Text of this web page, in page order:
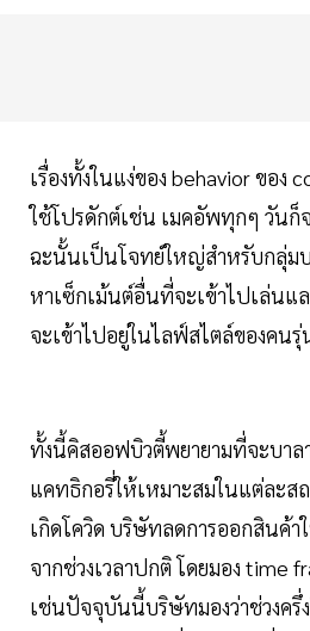
เรื่องทั้งในแง่ของ behavior ของ
ใช้โปรดักต์เช่น เมคอัพทุกๆ วันก็จ
ฉะนั้นเป็นโจทย์ใหญ่สำหรับกลุ่ม
หาเซ็กเม้นต์อื่นที่จะเข้าไปเล่นแ
จะเข้าไปอยู่ในไลฟ์สไตล์ของคน
ทั้งนี้คิสออฟบิวตี้พยายามที่จะบา
แคทธิกอรี่ให้เหมาะสมในแต่ละส
เกิดโควิด บริษัทลดการออกสินค้า
จากช่วงเวลาปกติ โดยมอง time
เช่นปัจจุบันนี้บริษัทมองว่าช่วงครึ่